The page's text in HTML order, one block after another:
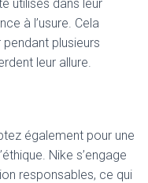
utilisés dans leur
à l’usure. Cela
plusieurs
leur allure.
également pour une
Nike s’engage
responsables, ce qui